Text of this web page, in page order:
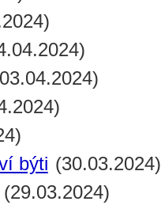
býti (30.03.2024)
(29.03.2024)